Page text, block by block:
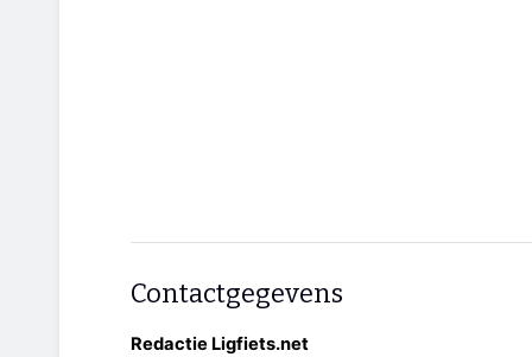
Contactgegevens
Redactie Ligfiets.net